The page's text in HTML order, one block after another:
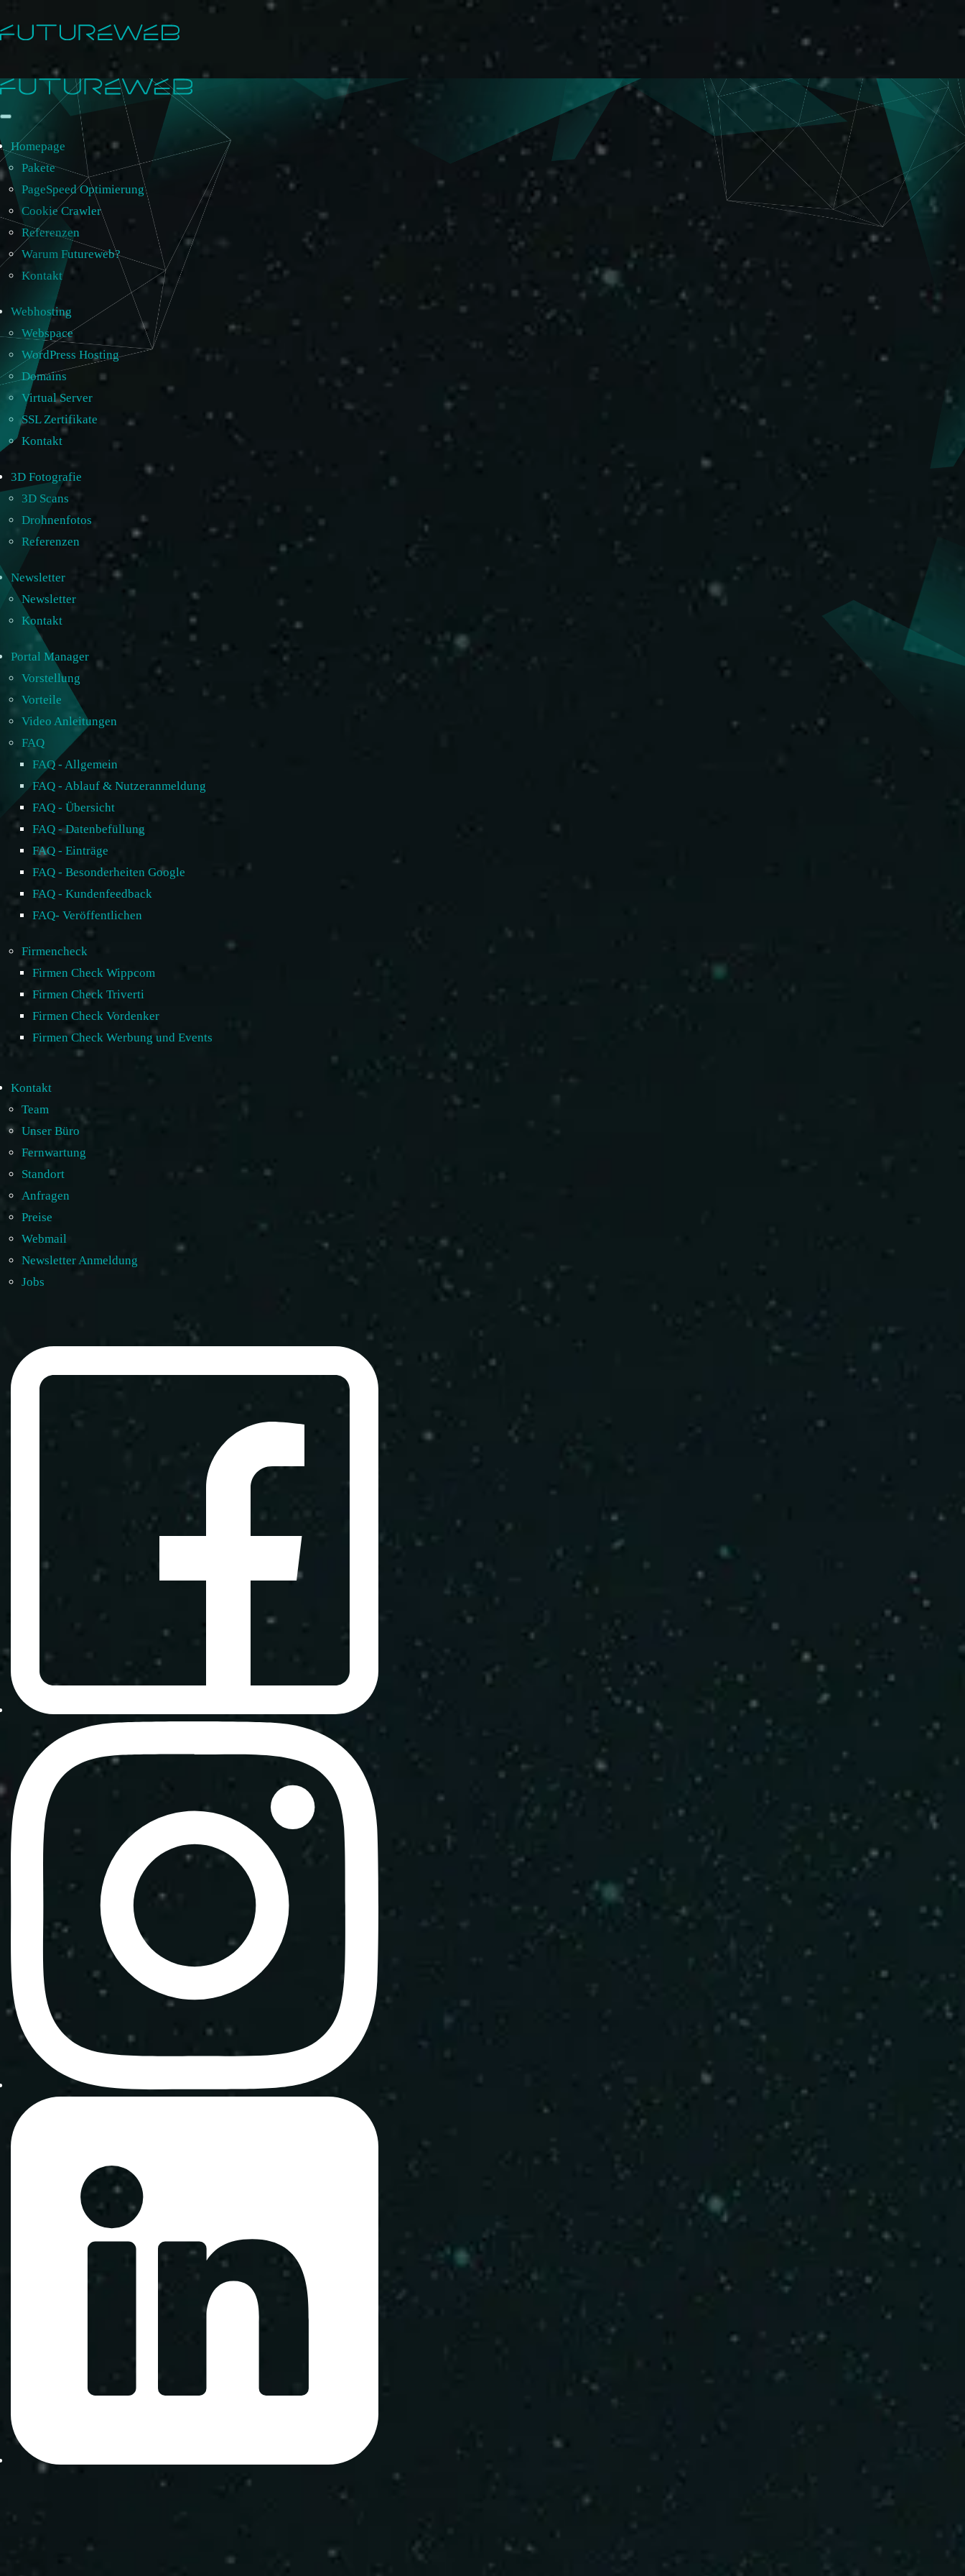
Homepage
Pakete
PageSpeed Optimierung
Cookie Crawler
Referenzen
Warum Futureweb?
Kontakt
Webhosting
Webspace
WordPress Hosting
Domains
Virtual Server
SSL Zertifikate
Kontakt
3D Fotografie
3D Scans
Drohnenfotos
Referenzen
Newsletter
Newsletter
Kontakt
Portal Manager
Vorstellung
Vorteile
Video Anleitungen
FAQ
FAQ - Allgemein
FAQ - Ablauf & Nutzeranmeldung
FAQ - Übersicht
FAQ - Datenbefüllung
FAQ - Einträge
FAQ - Besonderheiten Google
FAQ - Kundenfeedback
FAQ- Veröffentlichen
Firmencheck
Firmen Check Wippcom
Firmen Check Triverti
Firmen Check Vordenker
Firmen Check Werbung und Events
Kontakt
Team
Unser Büro
Fernwartung
Standort
Anfragen
Preise
Webmail
Newsletter Anmeldung
Jobs